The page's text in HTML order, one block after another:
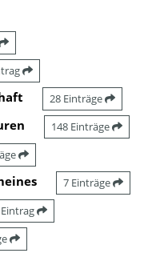
28 Einträge
148 Einträge
7 Einträge